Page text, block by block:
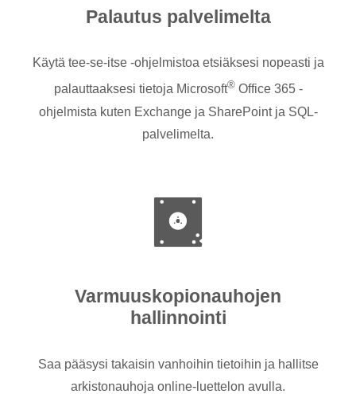
Palautus palvelimelta
Käytä tee-se-itse -ohjelmistoa etsiäksesi nopeasti ja
palauttaaksesi tietoja Microsoft®Office 365 -
ohjelmista kuten Exchange ja SharePoint ja SQL-
palvelimelta.
Varmuuskopionauhojen
hallinnointi
Saa pääsysi takaisin vanhoihin tietoihin ja hallitse
arkistonauhoja online-luettelon avulla.